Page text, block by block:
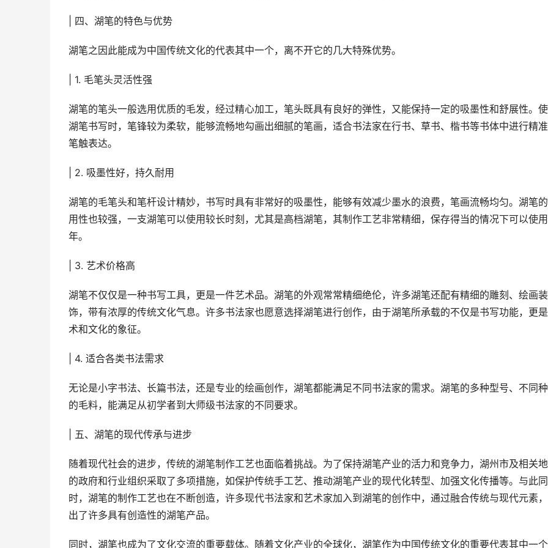
| 四、湖笔的特色与优势
湖笔之因此能成为中国传统文化的代表其中一个，离不开它的几大特殊优势。
| 1. 毛笔头灵活性强
湖笔的笔头一般选用优质的毛发，经过精心加工，笔头既具有良好的弹性，又能保持一定的吸墨性和舒展性。
湖笔书写时，笔锋较为柔软，能够流畅地勾画出细腻的笔画，适合书法家在行书、草书、楷书等书体中进行精
笔触表达。
| 2. 吸墨性好，持久耐用
湖笔的毛笔头和笔杆设计精妙，书写时具有非常好的吸墨性，能够有效减少墨水的浪费，笔画流畅均匀。湖笔
用性也较强，一支湖笔可以使用较长时刻，尤其是高档湖笔，其制作工艺非常精细，保存得当的情况下可以使
年。
| 3. 艺术价格高
湖笔不仅仅是一种书写工具，更是一件艺术品。湖笔的外观常常精细绝伦，许多湖笔还配有精细的雕刻、绘画装
饰，带有浓厚的传统文化气息。许多书法家也愿意选择湖笔进行创作，由于湖笔所承载的不仅是书写功能，更
术和文化的象征。
| 4. 适合各类书法需求
无论是小字书法、长篇书法，还是专业的绘画创作，湖笔都能满足不同书法家的需求。湖笔的多种型号、不同
的毛料，能满足从初学者到大师级书法家的不同要求。
| 五、湖笔的现代传承与进步
随着现代社会的进步，传统的湖笔制作工艺也面临着挑战。为了保持湖笔产业的活力和竞争力，湖州市及相关
的政府和行业组织采取了多项措施，如保护传统手工艺、推动湖笔产业的现代化转型、加强文化传播等。与此同
时，湖笔的制作工艺也在不断创造，许多现代书法家和艺术家加入到湖笔的创作中，通过融合传统与现代元素
出了许多具有创造性的湖笔产品。
同时，湖笔也成为了文化交流的重要载体。随着文化产业的全球化，湖笔作为中国传统文化的重要代表其中一个